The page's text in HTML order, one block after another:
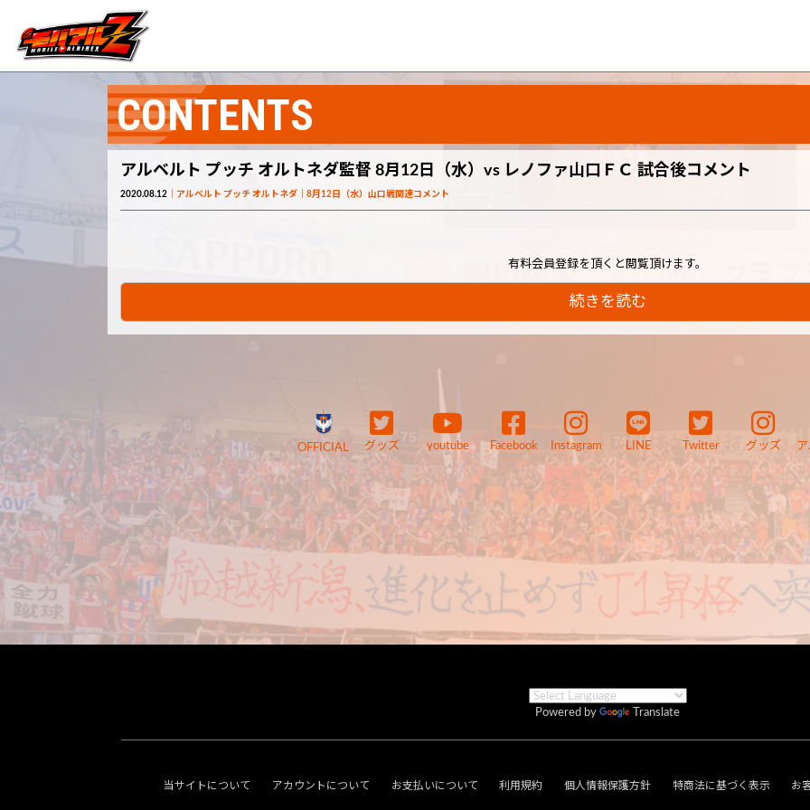
CONTENTS
アルベルト プッチ オルトネダ監督 8月12日（水）vs レノファ山口ＦＣ 試合後コメント
2020.08.12 アルベルト プッチ オルトネダ 8月12日（水）山口戦関連コメント
有料会員登録を頂くと閲覧頂けます。
続きを読む
OFFICIAL グッズ youtube Facebook Instagram LINE Twitter グッズ
Powered by Translate
当サイトについて アカウントについて お支払いについて 利用規約 個人情報保護方針 特商法に基づく表示 お